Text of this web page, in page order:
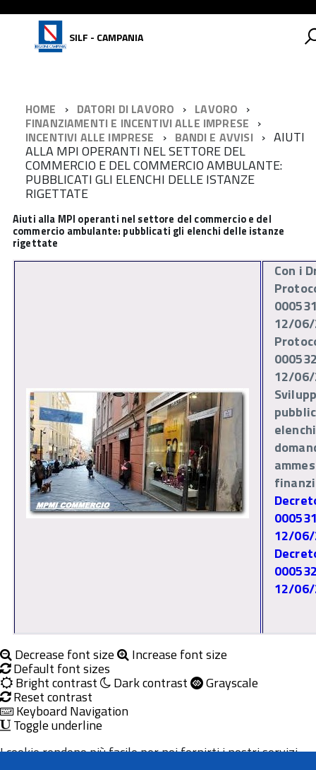
SILF - CAMPANIA
HOME DATORI DI LAVORO
LAVORO
FINANZIAMENTI E INCENTIVI ALLE IMPRESE
INCENTIVI ALLE IMPRESE
BANDI E AVVISI AIUTI
ALLA MPI OPERANTI NEL SETTORE DEL
COMMERCIO E DEL COMMERCIO AMBULANTE:
PUBBLICATI GLI ELENCHI DELLE ISTANZE
RIGETTATE
Aiuti alla MPI operanti nel settore del commercio e del
commercio ambulante: pubblicati gli elenchi delle istanze
rigettate
Con i
12/
12/
12/
12/
Decrease font size Increase font size
Default font sizes
Bright contrast Dark contrast Grayscale
Reset contrast
Keyboard Navigation
Toggle underline
I cookie rendono più facile per noi fornirti i nostri servizi.